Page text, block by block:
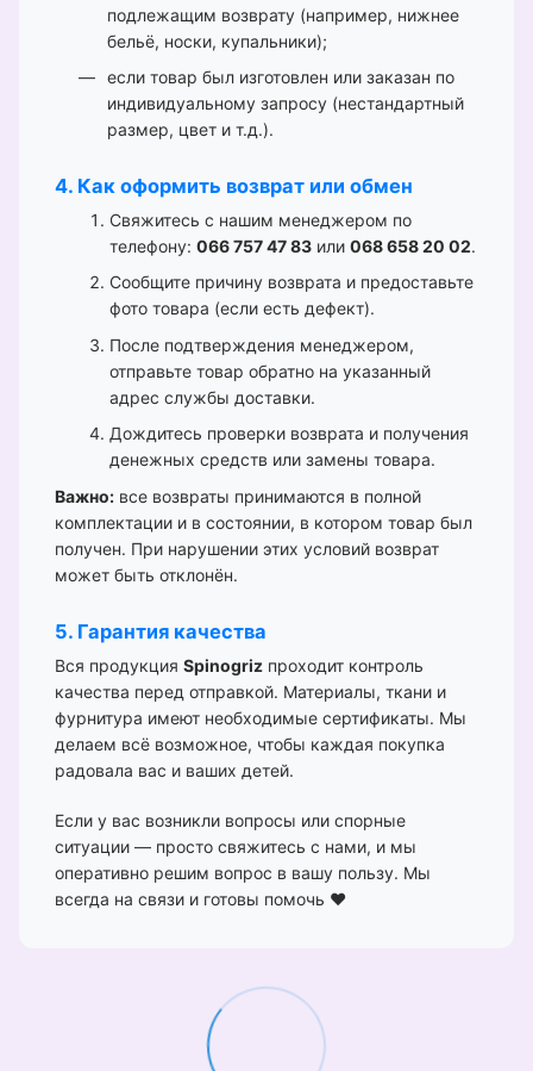
подлежащим возврату (например, нижнее
бельё, носки, купальники);
если товар был изготовлен или заказан по
индивидуальному запросу (нестандартный
размер, цвет и т.д.).
4. Как оформить возврат или обмен
Свяжитесь с нашим менеджером по
телефону: 066 757 47 83 или 068 658 20 02.
Сообщите причину возврата и предоставьте
фото товара (если есть дефект).
После подтверждения менеджером,
отправьте товар обратно на указанный
адрес службы доставки.
Дождитесь проверки возврата и получения
денежных средств или замены товара.
Важно: все возвраты принимаются в полной
комплектации и в состоянии, в котором товар был
получен. При нарушении этих условий возврат
может быть отклонён.
5. Гарантия качества
Вся продукция Spinogriz проходит контроль
качества перед отправкой. Материалы, ткани и
фурнитура имеют необходимые сертификаты. Мы
делаем всё возможное, чтобы каждая покупка
радовала вас и ваших детей.
Если у вас возникли вопросы или спорные
ситуации — просто свяжитесь с нами, и мы
оперативно решим вопрос в вашу пользу. Мы
всегда на связи и готовы помочь ❤️